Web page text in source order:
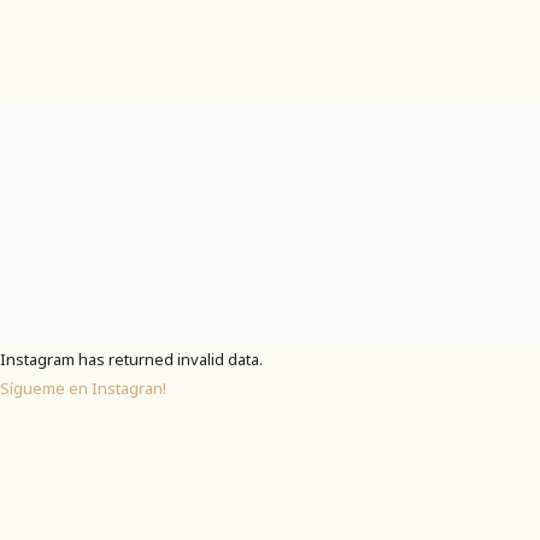
Instagram has returned invalid data.
Sígueme en Instagran!